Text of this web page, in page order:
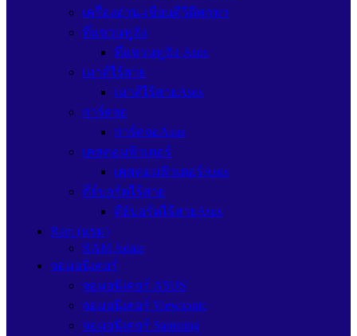
เครื่องอ่าน-เขียนดีวีดีพกพา
ที่แขวนหูฟัง
ที่แขวนหูฟัง Asus
เมาส์ไร้สาย
เมาส์ไร้สายAsus
การ์ดจอ
การ์ดจอAsus
เคสคอมพิวเตอร์
เคสคอมพิวเตอร์Asus
คีย์บอร์ดไร้สาย
คีย์บอร์ดไร้สายAsus
Ram (แรม)
RAM Adata
จอมอนิเตอร์
จอมอนิเตอร์ ASUS
จอมอนิเตอร์ Viewsonic
จอมอนิเตอร์ Samsung